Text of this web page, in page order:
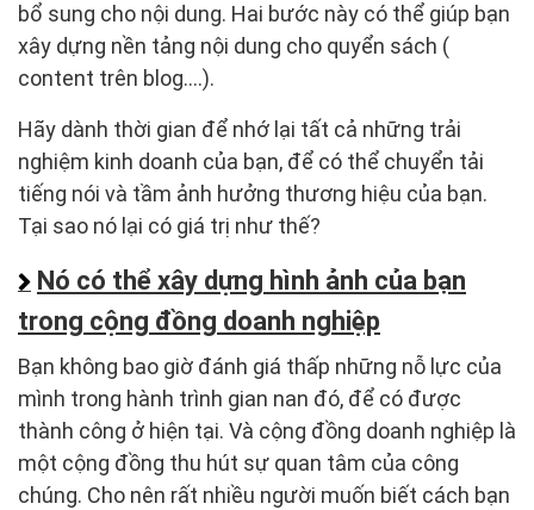
bổ sung cho nội dung. Hai bước này có thể giúp bạn
xây dựng nền tảng nội dung cho quyển sách (
content trên blog....).
Hãy dành thời gian để nhớ lại tất cả những trải
nghiệm kinh doanh của bạn, để có thể chuyển tải
tiếng nói và tầm ảnh hưởng thương hiệu của bạn.
Tại sao nó lại có giá trị như thế?
Nó có thể xây dựng hình ảnh của bạn
trong cộng đồng doanh nghiệp
Bạn không bao giờ đánh giá thấp những nỗ lực của
mình trong hành trình gian nan đó, để có được
thành công ở hiện tại. Và cộng đồng doanh nghiệp là
một cộng đồng thu hút sự quan tâm của công
chúng. Cho nên rất nhiều người muốn biết cách bạn